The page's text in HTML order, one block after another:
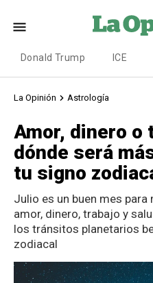
Donald Trump ICE
La Opinión Astrología
Amor, dinero o
dónde será
tu signo
Julio es un buen mes
amor, dinero, trabajo y
los tránsitos planetarios
zodiacal